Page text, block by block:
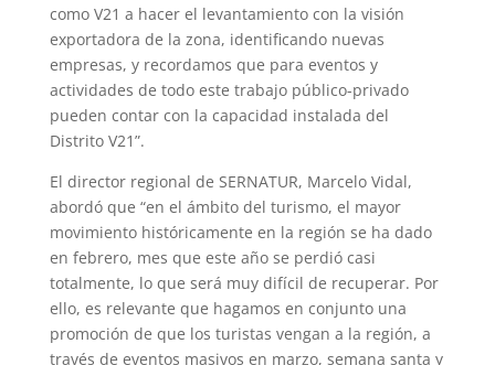
como V21 a hacer el levantamiento con la visión
exportadora de la zona, identificando nuevas
empresas, y recordamos que para eventos y
actividades de todo este trabajo público-privado
pueden contar con la capacidad instalada del
Distrito V21”.
El director regional de SERNATUR, Marcelo Vidal,
abordó que “en el ámbito del turismo, el mayor
movimiento históricamente en la región se ha dado
en febrero, mes que este año se perdió casi
totalmente, lo que será muy difícil de recuperar. Por
ello, es relevante que hagamos en conjunto una
promoción de que los turistas vengan a la región, a
través de eventos masivos en marzo, semana santa y